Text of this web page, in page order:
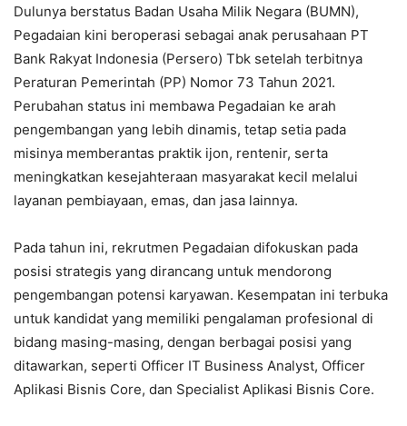
Dulunya berstatus Badan Usaha Milik Negara (BUMN),
Pegadaian kini beroperasi sebagai anak perusahaan PT
Bank Rakyat Indonesia (Persero) Tbk setelah terbitnya
Peraturan Pemerintah (PP) Nomor 73 Tahun 2021.
Perubahan status ini membawa Pegadaian ke arah
pengembangan yang lebih dinamis, tetap setia pada
misinya memberantas praktik ijon, rentenir, serta
meningkatkan kesejahteraan masyarakat kecil melalui
layanan pembiayaan, emas, dan jasa lainnya.
Pada tahun ini, rekrutmen Pegadaian difokuskan pada
posisi strategis yang dirancang untuk mendorong
pengembangan potensi karyawan. Kesempatan ini terbuka
untuk kandidat yang memiliki pengalaman profesional di
bidang masing-masing, dengan berbagai posisi yang
ditawarkan, seperti Officer IT Business Analyst, Officer
Aplikasi Bisnis Core, dan Specialist Aplikasi Bisnis Core.